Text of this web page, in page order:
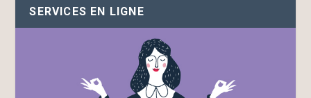
SERVICES EN LIGNE